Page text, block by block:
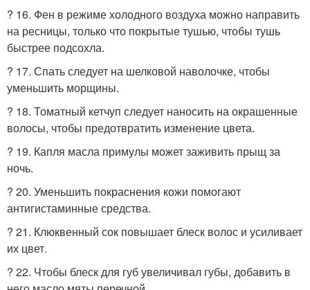
? 16. Фен в режиме холодного воздуха можно направить
на ресницы, только что покрытые тушью, чтобы тушь
быстрее подсохла.
? 17. Спать следует на шелковой наволочке, чтобы
уменьшить морщины.
? 18. Томатный кетчуп следует наносить на окрашенные
волосы, чтобы предотвратить изменение цвета.
? 19. Капля масла примулы может заживить прыщ за
ночь.
? 20. Уменьшить покраснения кожи помогают
антигистаминные средства.
? 21. Клюквенный сок повышает блеск волос и усиливает
их цвет.
? 22. Чтобы блеск для губ увеличивал губы, добавить в